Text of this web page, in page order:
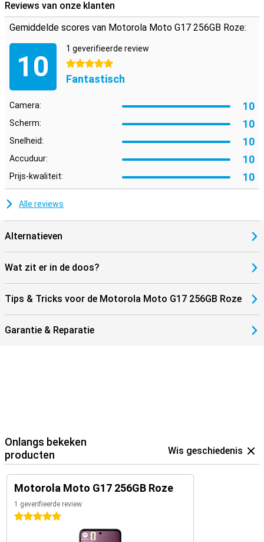
Reviews van onze klanten
Gemiddelde scores van Motorola Moto G17 256GB Roze:
10
1 geverifieerde review
5 sterren
Fantastisch
Camera: 10
Scherm: 10
Snelheid: 10
Accuduur: 10
Prijs-kwaliteit: 10
Alle reviews
Alternatieven
Wat zit er in de doos?
Tips & Tricks voor de Motorola Moto G17 256GB Roze
Garantie & Reparatie
Onlangs bekeken
producten
Wis geschiedenis
Motorola Moto G17 256GB Roze
1 geverifieerde review
5 sterren